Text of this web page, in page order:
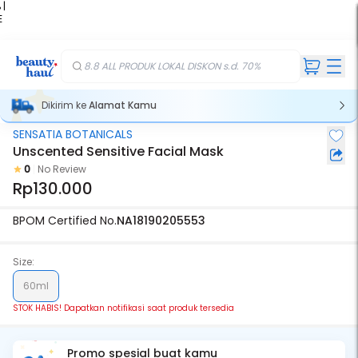
|
8.8 ALL PRODUK LOKAL DISKON s.d. 70%
Dikirim keAlamat Kamu
Stok Habis
SENSATIA BOTANICALS
Unscented Sensitive Facial Mask
0 No Review
Rp130.000
BPOM Certified No.NA18190205553
Size:
60ml
STOK HABIS! Dapatkan notifikasi saat produk tersedia
Promo spesial buat kamu